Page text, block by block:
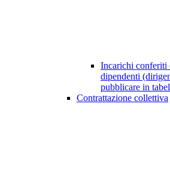
Incarichi conferiti
dipendenti
pubblicare in
Contrattazione collettiva